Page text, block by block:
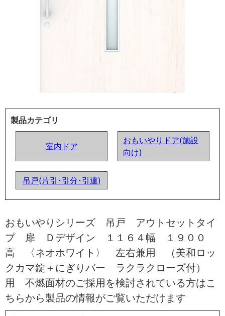
製品カテゴリ
室内ドア
おもいやりドア(施設
向け)
吊戸(片引･引分･引違)
おもいやりシリーズ 吊戸 アウトセットタイ
プ 扉 Ｄデザイン １１６４幅 １９００
高 〈ネオホワイト〉 左右兼用 （美和ロッ
クカマ錠＋にぎりバー ラクラクローズ付）
用 不燃面材のご採用を検討されている方はこ
ちらから製品の情報がご覧いただけます